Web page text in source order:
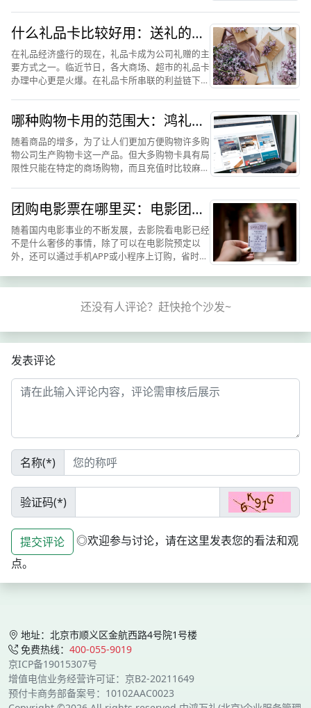
高，也想对于其他类型...
什么礼品卡比较好用：送礼的购
物卡还是鸿礼福卡实用
在礼品经济盛行的现在，礼品卡成为公司礼赠的主
要方式之一。临近节日，各大商场、超市的礼品卡
办理中心更是火爆。在礼品卡所串联的利益链下，
话，可以买一份礼品卡...
哪种购物卡用的范围大：鸿礼福
卡购物卡怎么样
随着商品的增多，为了让人们更加方便购物许多购
物公司生产购物卡这一产品。但大多购物卡具有局
限性只能在特定的商场购物，而且充值时比较麻
国通用，持卡人可在全国...
团购电影票在哪里买：电影团购
网讲述鸿礼福卡购票途径和方法
随着国内电影事业的不断发展，去影院看电影已经
不是什么奢侈的事情，除了可以在电影院预定以
外，还可以通过手机APP或小程序上订购，省时省
发表评论
名称(*)
验证码(*)
提交评论
◎欢迎参与讨论，请在这里发表您的看法和观
点。
地址：北京市顺义区金航西路4号院1号楼
免费热线： 400-055-9019
京ICP备19015307号
增值电信业务经营许可证：京B2-20211649
预付卡商务部备案号：10102AAC0023